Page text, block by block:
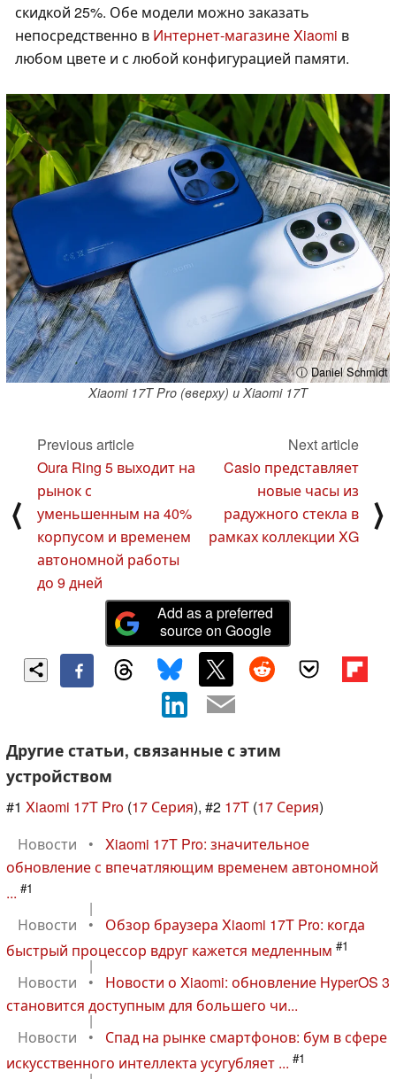
скидкой 25%. Обе модели можно заказать
непосредственно в Интернет-магазине Xiaomi в
любом цвете и с любой конфигурацией памяти.
ⓘ Daniel Schmidt
Xiaomi 17T Pro (вверху) и Xiaomi 17T
⟨
Previous article
Oura Ring 5 выходит на
рынок с
уменьшенным на 40%
корпусом и временем
автономной работы
до 9 дней
Next article
Casio представляет
новые часы из
радужного стекла в
рамках коллекции XG
⟩
Add as a preferred
source on Google
Другие статьи, связанные с этим
устройством
#1 Xiaomi 17T Pro (17 Серия), #2 17T (17 Серия)
Новости
•
Xiaomi 17T Pro: значительное
обновление с впечатляющим временем автономной
... #1
|
Новости
•
Обзор браузера Xiaomi 17T Pro: когда
быстрый процессор вдруг кажется медленным #1
|
Новости
•
Новости о Xiaomi: обновление HyperOS 3
становится доступным для большего чи...
|
Новости
•
Спад на рынке смартфонов: бум в сфере
искусственного интеллекта усугубляет ... #1